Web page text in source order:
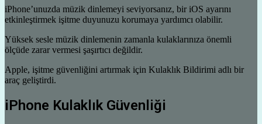
iPhone’unuzda müzik dinlemeyi seviyorsanız, bir iOS ayarını
etkinleştirmek işitme duyunuzu korumaya yardımcı olabilir.
Yüksek sesle müzik dinlemenin zamanla kulaklarınıza önemli
ölçüde zarar vermesi şaşırtıcı değildir.
Apple, işitme güvenliğini artırmak için Kulaklık Bildirimi adlı bir
araç geliştirdi.
iPhone Kulaklık Güvenliği